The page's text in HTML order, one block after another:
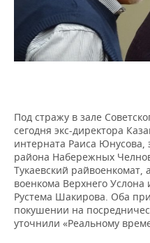
НЕФТЕХИМИЯ
НЕФТЬ
РОЗНИЧНАЯ ТОРГОВЛЯ
ТРАНСПОРТ
НОВОСТИ ТЕХНОЛОГИЙ
IT
ТЕЛЕКОММУНИКАЦИИ
МЕРОПРИЯТИЯ
НОВОСТИ
БИЗНЕС-БРАНЧИ
ONLINE-КОНФЕРЕНЦИИ
ОТКРЫТАЯ ЛЕКЦИЯ
СПОРТ
ФУТБОЛ
ХОККЕЙ
БАСКЕТБОЛ
ВОЛЕЙБОЛ
НОВОСТИ ОБЩЕСТВА
ВЛАСТЬ
ИНФРАСТРУКТУРА
ИСТОРИЯ
ФОТОГАЛЕРЕЯ
СЮЖЕТЫ
СПРАВОЧНИК
СПИСОК ПЕРСОН
ПОЛНАЯ ВЕРСИЯ
Под стражу в зале
сегодня экс-директора
интерната Раиса Юнусова,
района Набережных
Тукаевский
военкома Верхнего Услона
Рустема Шакирова. Оба
покушении на
уточнили «Реальному